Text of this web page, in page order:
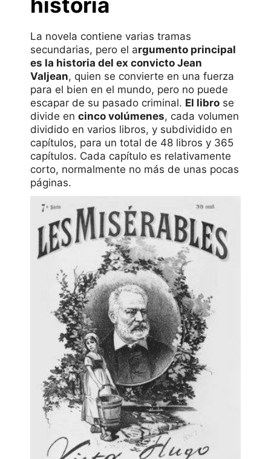
historia
La novela contiene varias tramas
secundarias, pero el argumento principal
es la historia del ex convicto Jean
Valjean, quien se convierte en una fuerza
para el bien en el mundo, pero no puede
escapar de su pasado criminal. El libro se
divide en cinco volúmenes, cada volumen
dividido en varios libros, y subdividido en
capítulos, para un total de 48 libros y 365
capítulos. Cada capítulo es relativamente
corto, normalmente no más de unas pocas
páginas.